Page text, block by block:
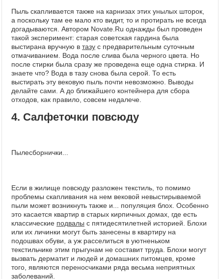
Пыль скапливается также на карнизах этих унылых шторок,
а поскольку там ее мало кто видит, то и протирать не всегда
догадываются. Автором Novate.Ru однажды был проведен
такой эксперимент: старая советская гардина была
выстирана вручную в тазу с предварительным суточным
отмачиванием. Вода после слива была черного цвета. Но
после стирки была сразу же проведена еще одна стирка. И
знаете что? Вода в тазу снова была серой. То есть
выстирать эту вековую пыль почти невозможно. Выводы
делайте сами. А до ближайшего контейнера для сбора
отходов, как правило, совсем недалече.
4. Салфеточки повсюду
Пылесборнички...
Если в жилище повсюду разложен текстиль, то помимо
проблемы скапливания на нем вековой невыстирываемой
пыли может возникнуть также и... популяция блох. Особенно
это касается квартир в старых кирпичных домах, где есть
классические подвалы с пятидесятилетней историей. Блохи
или их личинки могут быть занесены в квартиру на
подошвах обуви, а уж расселиться в уютненьком
текстильчике этим прыгунам не составит труда. Блохи могут
вызвать дерматит и людей и домашних питомцев, кроме
того, являются переносчиками ряда весьма неприятных
заболеваний.